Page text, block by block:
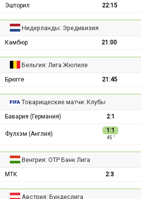
Эшторил 22:15
Нидерланды: Эредивизия
Камбюр 21:00
Бельгия: Лига Жюпиле
Брюгге 21:45
Товарищеские матчи: Клубы
Бавария (Германия) 2:1
Фулхэм (Англия) 1:1
45 ′
Венгрия: ОТР Банк Лига
МТК 2:3
Австрия: Бундеслига